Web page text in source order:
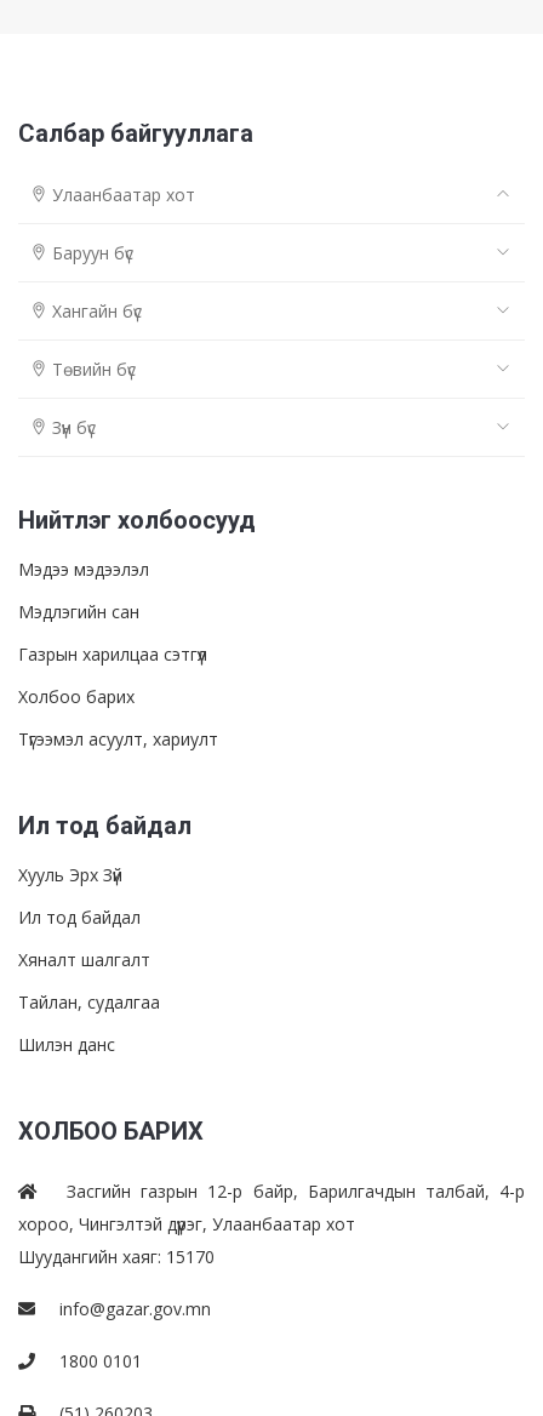
Салбар байгууллага
Улаанбаатар хот
Баруун бүс
Хангайн бүс
Төвийн бүс
Зүүн бүс
Нийтлэг холбоосууд
Мэдээ мэдээлэл
Мэдлэгийн сан
Газрын харилцаа сэтгүүл
Холбоо барих
Түгээмэл асуулт, хариулт
Ил тод байдал
Хууль Эрх Зүй
Ил тод байдал
Хяналт шалгалт
Тайлан, судалгаа
Шилэн данс
ХОЛБОО БАРИХ
Засгийн газрын 12-р байр, Барилгачдын талбай, 4-р
хороо, Чингэлтэй дүүрэг, Улаанбаатар хот
Шуудангийн хаяг: 15170
info@gazar.gov.mn
1800 0101